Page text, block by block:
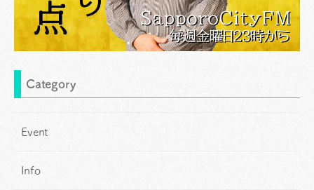
Category
Event
Info